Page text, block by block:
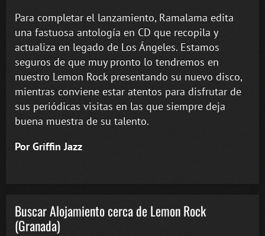
Para completar el lanzamiento, Ramalama edita
una fastuosa antología en CD que recopila y
actualiza en legado de Los Ángeles. Estamos
seguros de que muy pronto lo tendremos en
nuestro Lemon Rock presentando su nuevo disco,
mientras conviene estar atentos para disfrutar de
sus periódicas visitas en las que siempre deja
buena muestra de su talento.
Por Griffin Jazz
Buscar Alojamiento cerca de Lemon Rock
(Granada)